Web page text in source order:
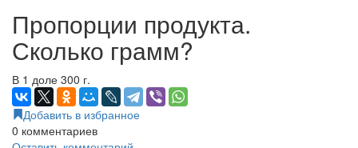
Пропорции продукта.
Сколько грамм?
В 1 доле 300 г.
Добавить в избранное
0 комментариев